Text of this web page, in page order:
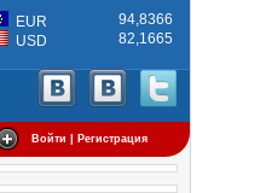
EUR
94,8366
USD
82,1665
Войти | Регистрация